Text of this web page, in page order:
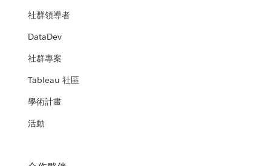
社群領導者
DataDev
社群專案
Tableau 社區
學術計畫
活動